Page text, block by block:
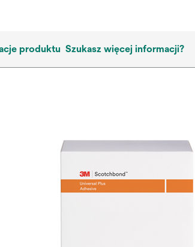
produktu Szukasz więcej informacji?